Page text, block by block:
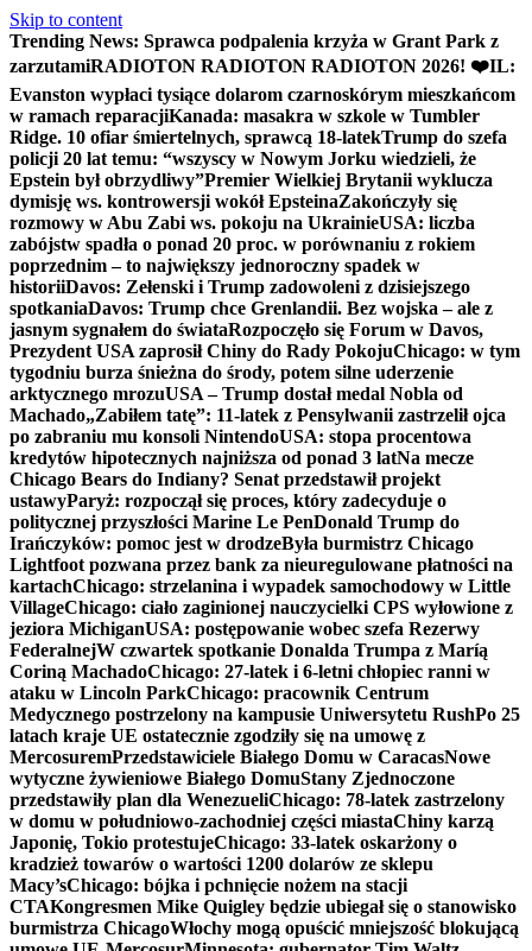
Skip to content
Trending News: Sprawca podpalenia krzyża w Grant Park z
zarzutamiRADIOTON RADIOTON RADIOTON 2026! ❤️IL:
Evanston wypłaci tysiące dolarom czarnoskórym mieszkańcom
w ramach reparacjiKanada: masakra w szkole w Tumbler
Ridge. 10 ofiar śmiertelnych, sprawcą 18-latekTrump do szefa
policji 20 lat temu: “wszyscy w Nowym Jorku wiedzieli, że
Epstein był obrzydliwy”Premier Wielkiej Brytanii wyklucza
dymisję ws. kontrowersji wokół EpsteinaZakończyły się
rozmowy w Abu Zabi ws. pokoju na UkrainieUSA: liczba
zabójstw spadła o ponad 20 proc. w porównaniu z rokiem
poprzednim – to największy jednoroczny spadek w
historiiDavos: Zełenski i Trump zadowoleni z dzisiejszego
spotkaniaDavos: Trump chce Grenlandii. Bez wojska – ale z
jasnym sygnałem do świataRozpoczęło się Forum w Davos,
Prezydent USA zaprosił Chiny do Rady PokojuChicago: w tym
tygodniu burza śnieżna do środy, potem silne uderzenie
arktycznego mrozuUSA – Trump dostał medal Nobla od
Machado„Zabiłem tatę”: 11-latek z Pensylwanii zastrzelił ojca
po zabraniu mu konsoli NintendoUSA: stopa procentowa
kredytów hipotecznych najniższa od ponad 3 latNa mecze
Chicago Bears do Indiany? Senat przedstawił projekt
ustawyParyż: rozpoczął się proces, który zadecyduje o
politycznej przyszłości Marine Le PenDonald Trump do
Irańczyków: pomoc jest w drodzeByła burmistrz Chicago
Lightfoot pozwana przez bank za nieuregulowane płatności na
kartachChicago: strzelanina i wypadek samochodowy w Little
VillageChicago: ciało zaginionej nauczycielki CPS wyłowione z
jeziora MichiganUSA: postępowanie wobec szefa Rezerwy
FederalnejW czwartek spotkanie Donalda Trumpa z Maríą
Coriną MachadoChicago: 27-latek i 6-letni chłopiec ranni w
ataku w Lincoln ParkChicago: pracownik Centrum
Medycznego postrzelony na kampusie Uniwersytetu RushPo 25
latach kraje UE ostatecznie zgodziły się na umowę z
MercosuremPrzedstawiciele Białego Domu w CaracasNowe
wytyczne żywieniowe Białego DomuStany Zjednoczone
przedstawiły plan dla WenezueliChicago: 78-latek zastrzelony
w domu w południowo-zachodniej części miastaChiny karzą
Japonię, Tokio protestujeChicago: 33-latek oskarżony o
kradzież towarów o wartości 1200 dolarów ze sklepu
Macy’sChicago: bójka i pchnięcie nożem na stacji
CTAKongresmen Mike Quigley będzie ubiegał się o stanowisko
burmistrza ChicagoWłochy mogą opuścić mniejszość blokującą